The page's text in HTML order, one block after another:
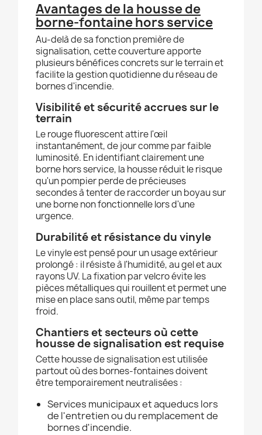
Avantages de la housse de
borne-fontaine hors service
Au-delà de sa fonction première de
signalisation, cette couverture apporte
plusieurs bénéfices concrets sur le terrain et
facilite la gestion quotidienne du réseau de
bornes d'incendie.
Visibilité et sécurité accrues sur le
terrain
Le rouge fluorescent attire l'œil
instantanément, de jour comme par faible
luminosité. En identifiant clairement une
borne hors service, la housse réduit le risque
qu'un pompier perde de précieuses
secondes à tenter de raccorder un boyau sur
une borne non fonctionnelle lors d'une
urgence.
Durabilité et résistance du vinyle
Le vinyle est pensé pour un usage extérieur
prolongé : il résiste à l'humidité, au gel et aux
rayons UV. La fixation par velcro évite les
pièces métalliques qui rouillent et permet une
mise en place sans outil, même par temps
froid.
Chantiers et secteurs où cette
housse de signalisation est requise
Cette housse de signalisation est utilisée
partout où des bornes-fontaines doivent
être temporairement neutralisées :
Services municipaux et aqueducs lors
de l'entretien ou du remplacement de
bornes d'incendie.